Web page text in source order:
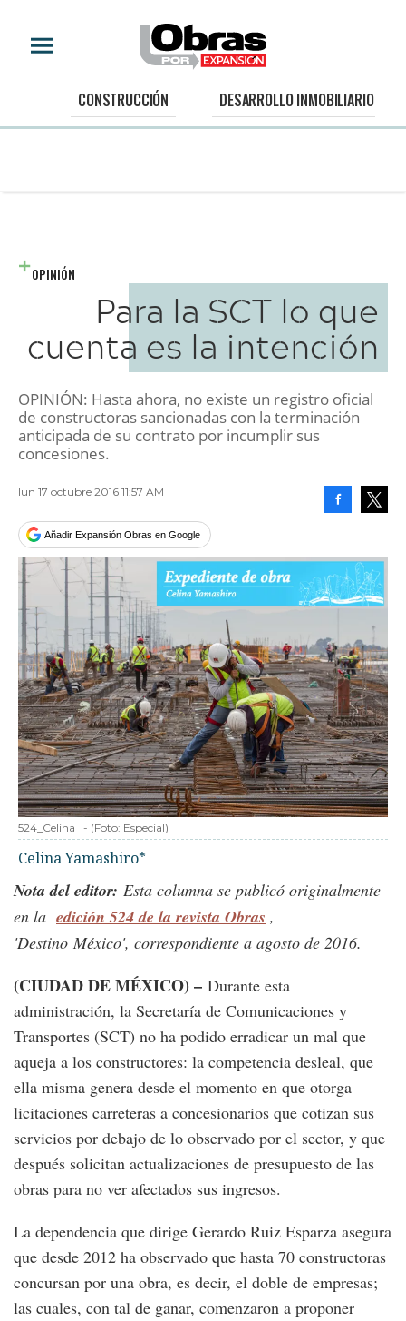
CONSTRUCCIÓN DESARROLLO INMOBILIARIO
OPINIÓN
Para la SCT lo que
cuenta es la intención
OPINIÓN: Hasta ahora, no existe un registro oficial
de constructoras sancionadas con la terminación
anticipada de su contrato por incumplir sus
concesiones.
lun 17 octubre 2016 11:57 AM
Añadir Expansión Obras en Google
524_Celina - (Foto: Especial)
Celina Yamashiro*
Nota del editor: Esta columna se publicó originalmente
en la edición 524 de la revista Obras ,
'Destino México', correspondiente a agosto de 2016.
(CIUDAD DE MÉXICO) – Durante esta
administración, la Secretaría de Comunicaciones y
Transportes (SCT) no ha podido erradicar un mal que
aqueja a los constructores: la competencia desleal, que
ella misma genera desde el momento en que otorga
licitaciones carreteras a concesionarios que cotizan sus
servicios por debajo de lo observado por el sector, y que
después solicitan actualizaciones de presupuesto de las
obras para no ver afectados sus ingresos.
La dependencia que dirige Gerardo Ruiz Esparza asegura
que desde 2012 ha observado que hasta 70 constructoras
concursan por una obra, es decir, el doble de empresas;
las cuales, con tal de ganar, comenzaron a proponer